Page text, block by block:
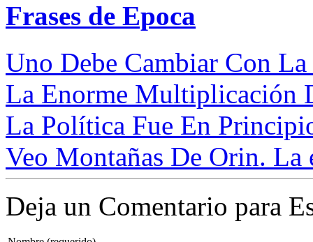
Frases de Epoca
Uno Debe Cambiar Con
La Enorme Multiplicación
La Política Fue En
Veo Montañas De Orin. La
Deja un Comentario para